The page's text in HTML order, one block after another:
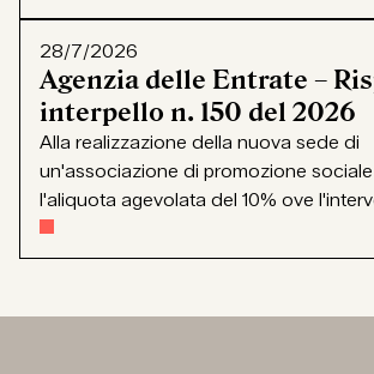
28/7/2026
Agenzia delle Entrate –
interpello n. 150 del 2026
Alla realizzazione della nuova sede di
un'associazione di promozione
l'aliquota agevolata del 10% ove